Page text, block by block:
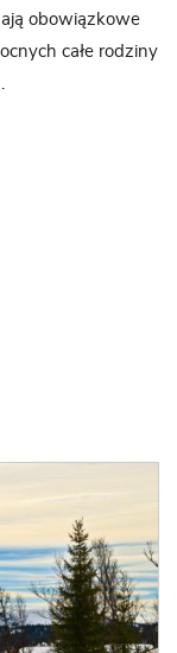
obowiązkowe
całe rodziny